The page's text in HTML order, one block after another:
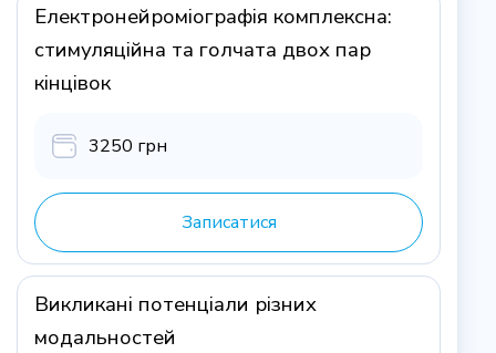
Електронейроміографія комплексна:
стимуляційна та голчата двох пар
кінцівок
3250 грн
Записатися
Викликані потенціали різних
модальностей